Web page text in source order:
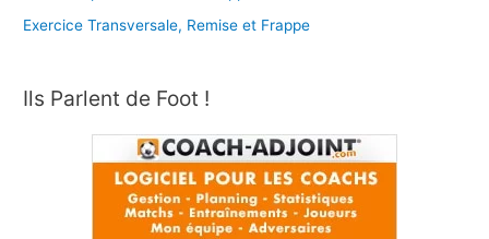
Exercice Transversale, Remise et Frappe
Ils Parlent de Foot !